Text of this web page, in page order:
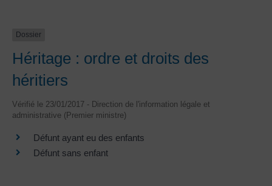
Dossier
Héritage : ordre et droits des
héritiers
Vérifié le 23/01/2017 - Direction de l'information légale et
administrative (Premier ministre)
Défunt ayant eu des enfants
Défunt sans enfant